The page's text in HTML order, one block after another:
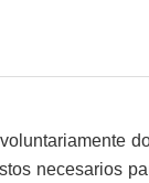
necesarios